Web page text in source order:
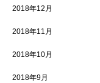
2018年12月
2018年11月
2018年10月
2018年9月